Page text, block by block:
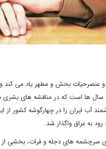
و عنصرحیات بخش و مطهر یاد می
، سال ها است که در مناقشه های
آب ایران را در چهارگوشه کشور از
رود به عراق واگذار شد.
سرچشمه های دجله و فرات، بخشی